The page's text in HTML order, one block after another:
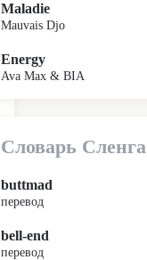
Maladie
Mauvais Djo
Energy
Ava Max & BIA
Словарь Сленга
buttmad
перевод
bell-end
перевод